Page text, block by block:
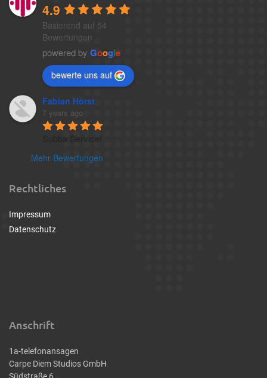
4.9
Basierend auf 54
Bewertungen
powered by Google
bewerte uns auf
Fabian Hörst
7 years ago
Mehr Bewertungen
Rechtliches
Impressum
Datenschutz
Anschrift
1a-telefonansagen
Carpe Diem Studios GmbH